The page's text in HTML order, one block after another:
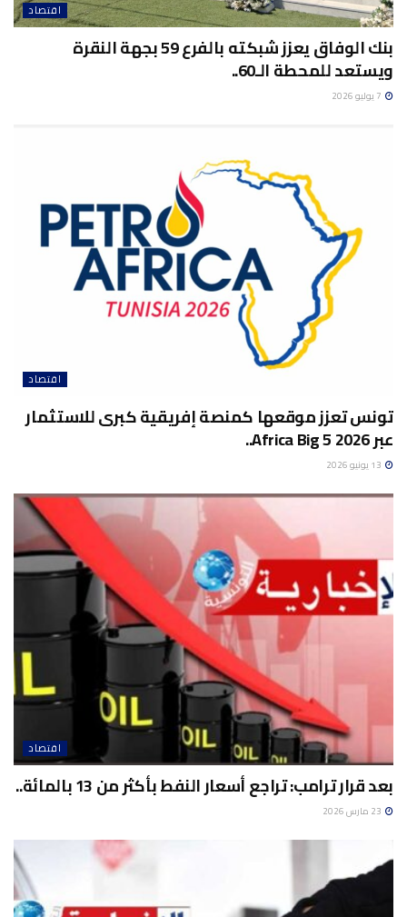
اقتصاد
بنك الوفاق يعزز شبكته بالفرع 59 بجهة النقرة
ويستعد للمحطة الـ60..
اقتصاد
تونس تعزز موقعها كمنصة إفريقية كبرى للاستثمار
عبر Africa Big 5 2026..
اقتصاد
بعد قرار ترامب: تراجع أسعار النفط بأكثر من 13 ​بالمائة..